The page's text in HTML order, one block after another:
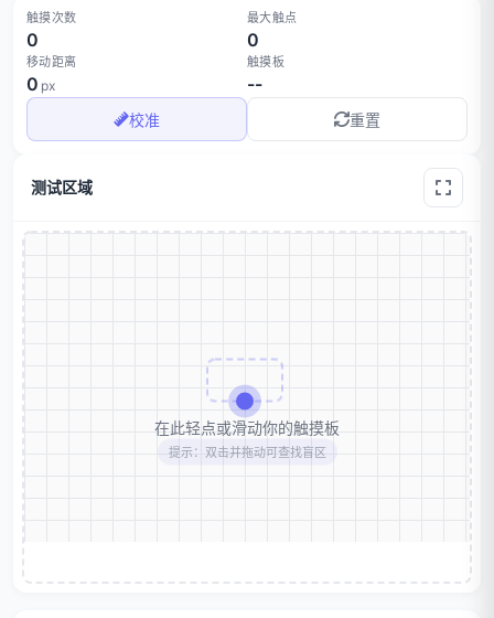
触摸次数
0
最大触点
0
移动距离
0 px
触摸板
--
校准 重置
测试区域
在此轻点或滑动你的触摸板
提示：双击并拖动可查找盲区